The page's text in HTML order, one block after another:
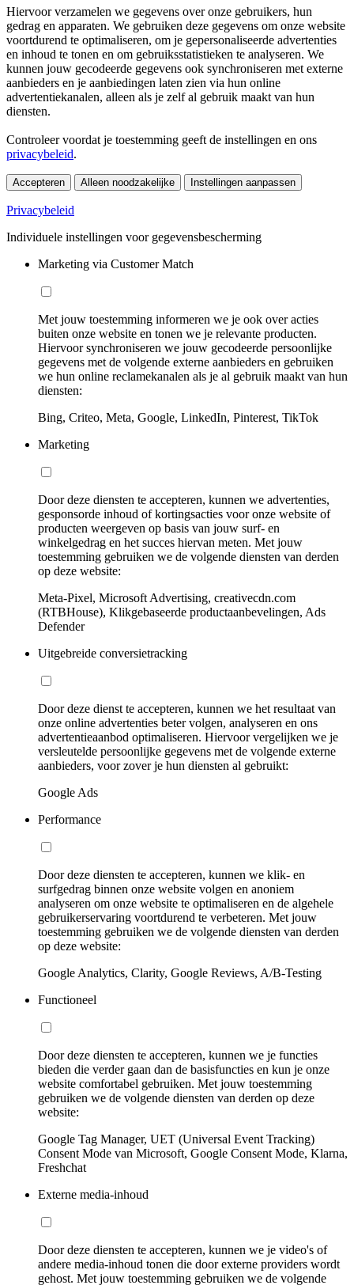
Hiervoor verzamelen we gegevens over onze gebruikers, hun
gedrag en apparaten. We gebruiken deze gegevens om onze website
voortdurend te optimaliseren, om je gepersonaliseerde advertenties
en inhoud te tonen en om gebruiksstatistieken te analyseren. We
kunnen jouw gecodeerde gegevens ook synchroniseren met externe
aanbieders en je aanbiedingen laten zien via hun online
advertentiekanalen, alleen als je zelf al gebruik maakt van hun
diensten.
Controleer voordat je toestemming geeft de instellingen en ons
privacybeleid.
Accepteren Alleen noodzakelijke Instellingen aanpassen
Privacybeleid
Individuele instellingen voor gegevensbescherming
Marketing via Customer Match
Met jouw toestemming informeren we je ook over acties
buiten onze website en tonen we je relevante producten.
Hiervoor synchroniseren we jouw gecodeerde persoonlijke
gegevens met de volgende externe aanbieders en gebruiken
we hun online reclamekanalen als je al gebruik maakt van hun
diensten:
Bing, Criteo, Meta, Google, LinkedIn, Pinterest, TikTok
Marketing
Door deze diensten te accepteren, kunnen we advertenties,
gesponsorde inhoud of kortingsacties voor onze website of
producten weergeven op basis van jouw surf- en
winkelgedrag en het succes hiervan meten. Met jouw
toestemming gebruiken we de volgende diensten van derden
op deze website:
Meta-Pixel, Microsoft Advertising, creativecdn.com
(RTBHouse), Klikgebaseerde productaanbevelingen, Ads
Defender
Uitgebreide conversietracking
Door deze dienst te accepteren, kunnen we het resultaat van
onze online advertenties beter volgen, analyseren en ons
advertentieaanbod optimaliseren. Hiervoor vergelijken we je
versleutelde persoonlijke gegevens met de volgende externe
aanbieders, voor zover je hun diensten al gebruikt:
Google Ads
Performance
Door deze diensten te accepteren, kunnen we klik- en
surfgedrag binnen onze website volgen en anoniem
analyseren om onze website te optimaliseren en de algehele
gebruikerservaring voortdurend te verbeteren. Met jouw
toestemming gebruiken we de volgende diensten van derden
op deze website:
Google Analytics, Clarity, Google Reviews, A/B-Testing
Functioneel
Door deze diensten te accepteren, kunnen we je functies
bieden die verder gaan dan de basisfuncties en kun je onze
website comfortabel gebruiken. Met jouw toestemming
gebruiken we de volgende diensten van derden op deze
website:
Google Tag Manager, UET (Universal Event Tracking)
Consent Mode van Microsoft, Google Consent Mode, Klarna,
Freshchat
Externe media-inhoud
Door deze diensten te accepteren, kunnen we je video's of
andere media-inhoud tonen die door externe providers wordt
gehost. Met jouw toestemming gebruiken we de volgende